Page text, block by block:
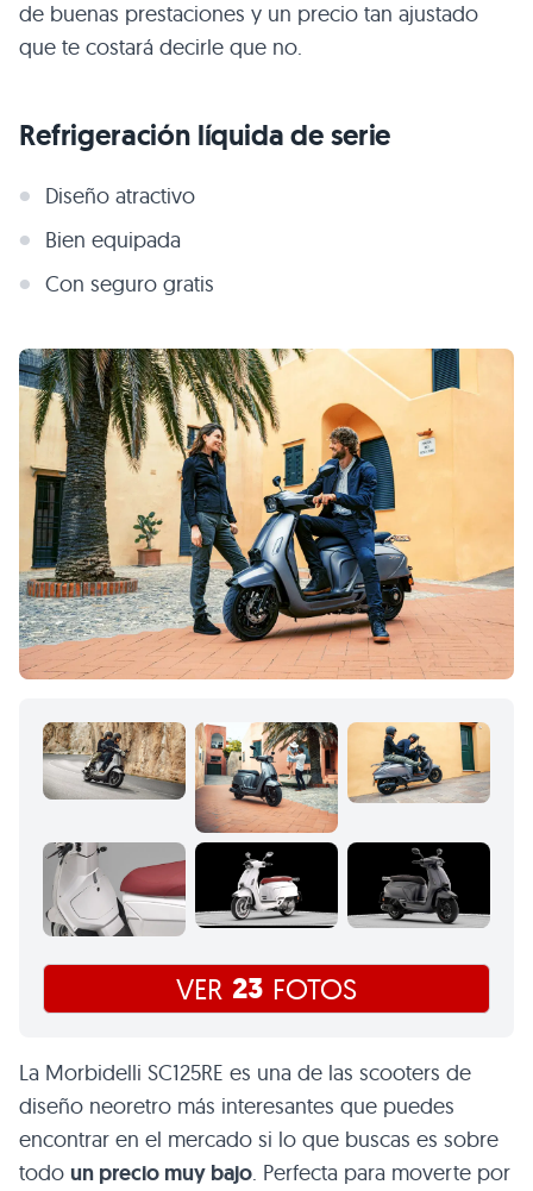
de buenas prestaciones y un precio tan ajustado
que te costará decirle que no.
Refrigeración líquida de serie
Diseño atractivo
Bien equipada
Con seguro gratis
VER 23 FOTOS
La Morbidelli SC125RE es una de las scooters de
diseño neoretro más interesantes que puedes
encontrar en el mercado si lo que buscas es sobre
todo un precio muy bajo. Perfecta para moverte por